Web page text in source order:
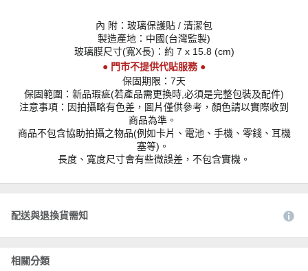
內 附：玻璃保護貼 / 清潔包
製造產地：中國(台灣監製)
玻璃膜尺寸(寬X長)：約 7 x 15.8 (cm)
● 門市不提供代貼服務 ●
保固期限：7天
保固範圍：新品瑕疵(若產品需更換時,必須是完整包裝及配件)
注意事項：因拍攝略有色差，圖片僅供參考，顏色請以實際收到
商品為準。
商品不包含協助拍攝之物品(例如卡片、電池、手機、零錢、耳機
塞等)。
長度、寬度尺寸會有些微誤差，不包含實機。
配送與退換貨需知
相關分類